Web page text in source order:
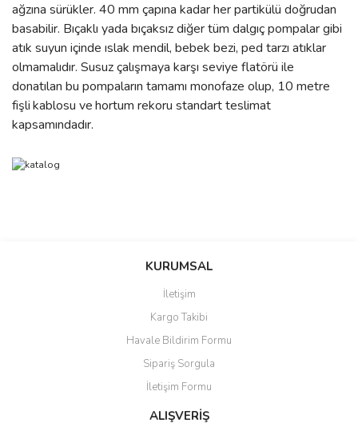
ağzına sürükler. 40 mm çapına kadar her partikülü doğrudan
basabilir. Bıçaklı yada bıçaksız diğer tüm dalgıç pompalar gibi
atık suyun içinde ıslak mendil, bebek bezi, ped tarzı atıklar
olmamalıdır. Susuz çalışmaya karşı seviye flatörü ile
donatılan bu pompaların tamamı monofaze olup, 10 metre
fişlikablosu vehortum rekoru standart teslimat
kapsamındadır.
Bu ürüne ilk yorumu siz yapın!
Ürün hakkında henüz soru sorulmamış.
Ürün resmi kalitesiz, bozuk veya görüntülenemiyor.
Ürün açıklamasında eksik bilgiler bulunuyor.
Ürün bilgilerinde hatalar bulunuyor.
Ürün fiyatı diğer sitelerden daha pahalı.
Bu ürüne benzer farklı alternatifler olmalı.
KURUMSAL
İletişim
Kargo Takibi
Havale Bildirim Formu
Sipariş Sorgula
İletişim Formu
ALIŞVERİŞ